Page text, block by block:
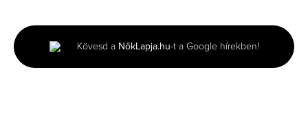
minute,
37
seconds
Kövesd a NőkLapja.hu-t a Google hírekben!